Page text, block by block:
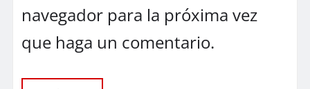
navegador para la próxima vez
que haga un comentario.